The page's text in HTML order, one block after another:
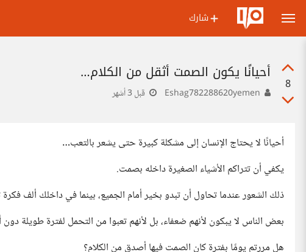
شارك
8
أحيانًا يكون الصمت أثقل من الكلام…
قبل 3 أشهر
أحيانًا لا يحتاج الإنسان إلى مشكلة كبيرة حتى يشعر بالتعب…
يكفي أن تتراكم الأشياء الصغيرة داخله بصمت.
ذلك الشعور عندما تحاول أن تبدو بخير أمام الجميع، بينما في داخلك ألف
بعض الناس لا يبكون لأنهم ضعفاء، بل لأنهم تعبوا من التحمل لفترة طويلة
هل مررتم يومًا بفترة كان الصمت فيها أصدق من الكلام؟